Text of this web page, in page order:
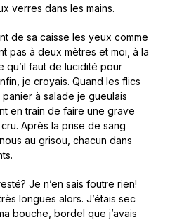
verres dans les mains.
de sa caisse les yeux comme
pas à deux mètres et moi, à la
qu’il faut de lucidité pour
je croyais. Quand les flics
à salade je gueulais
en train de faire une grave
Après la prise de sang
au grisou, chacun dans
Je n’en sais foutre rien!
longues alors. J’étais sec
bouche, bordel que j’avais